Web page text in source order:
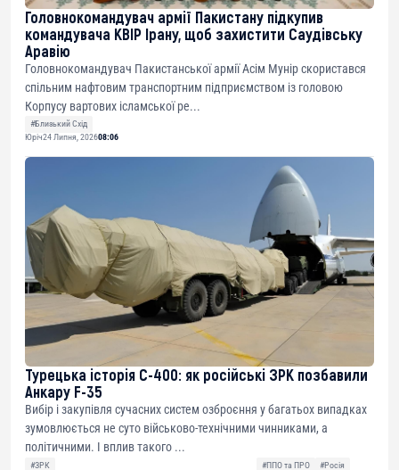
Головнокомандувач армії Пакистану підкупив
командувача КВІР Ірану, щоб захистити Саудівську
Аравію
Головнокомандувач Пакистанської армії Асім Мунір скористався
спільним нафтовим транспортним підприємством із головою
Корпусу вартових ісламської ре...
#Близький Схід
Юріч24 Липня, 202608:06
Турецька історія С-400: як російські ЗРК позбавили
Анкару F-35
Вибір і закупівля сучасних систем озброєння у багатьох випадках
зумовлюється не суто військово-технічними чинниками, а
політичними. І вплив такого ...
#ЗРК #ППО та ПРО
#Росія